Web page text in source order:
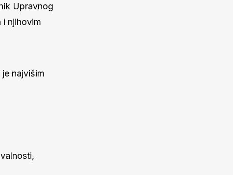
Upravnog
njihovim
najvišim